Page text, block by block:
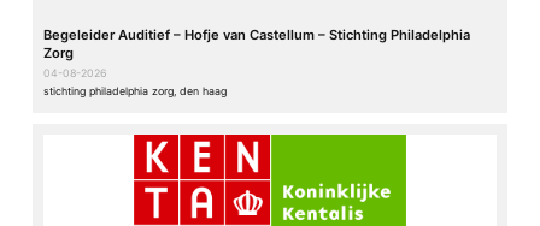
Begeleider Auditief – Hofje van Castellum – Stichting Philadelphia
Zorg
04-08-2026
stichting philadelphia zorg, den haag